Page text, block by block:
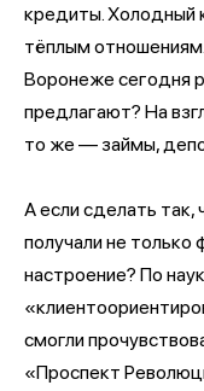
кредиты. Холодный
тёплым
Воронеже сегодня
предлагают? На
то же — займы,
А если сделать так,
получали не только
настроение? По
смогли
«Проспект